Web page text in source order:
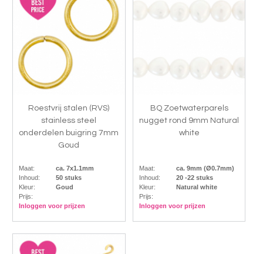
Roestvrij stalen (RVS)
stainless steel
onderdelen buigring 7mm
Goud
Maat:
ca. 7x1.1mm
Inhoud:
50 stuks
Kleur:
Goud
Prijs:
Inloggen voor prijzen
BQ Zoetwaterparels
nugget rond 9mm Natural
white
Maat:
ca. 9mm (Ø0.7mm)
Inhoud:
20 -22 stuks
Kleur:
Natural white
Prijs:
Inloggen voor prijzen